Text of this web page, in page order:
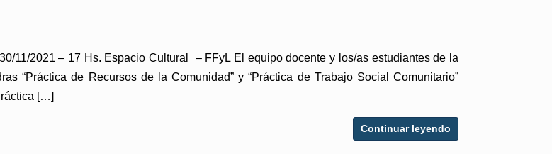
11/2021 – 17 Hs. Espacio Cultural – FFyL El equipo docente y los/as estudiantes de la
“Práctica de Recursos de la Comunidad” y “Práctica de Trabajo Social Comunitario”
[…]
Continuar leyendo